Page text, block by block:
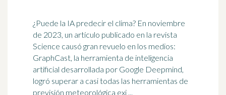
¿Puede la IA predecir el clima? En noviembre
de 2023, un artículo publicado en la revista
Science causó gran revuelo en los medios:
GraphCast, la herramienta de inteligencia
artificial desarrollada por Google Deepmind,
logró superar a casi todas las herramientas de
previsión meteorológica exi ...